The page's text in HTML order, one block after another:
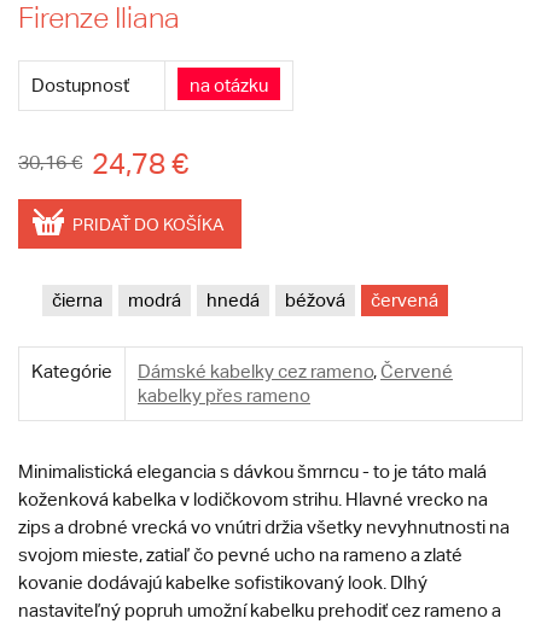
Firenze Iliana
Dostupnosť na otázku
30,16 € 24,78 €
PRIDAŤ DO KOŠÍKA
čierna modrá hnedá béžová červená
Kategórie Dámské kabelky cez rameno,Červené
kabelky přes rameno
Minimalistická elegancia s dávkou šmrncu - to je táto malá
koženková kabelka v lodičkovom strihu. Hlavné vrecko na
zips a drobné vrecká vo vnútri držia všetky nevyhnutnosti na
svojom mieste, zatiaľ čo pevné ucho na rameno a zlaté
kovanie dodávajú kabelke sofistikovaný look. Dlhý
nastaviteľný popruh umožní kabelku prehodiť cez rameno a